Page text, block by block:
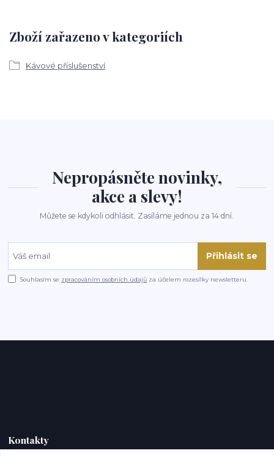
Zboží zařazeno v kategoriích
Kávové příslušenství
Nepropásněte novinky,
akce a slevy!
Můžete se kdykoli odhlásit. Zasíláme jednou za 14 dní.
Přihlásit se
Souhlasím se zpracováním osobních údajů za účelem rozesílky newsletteru.
Kontakty